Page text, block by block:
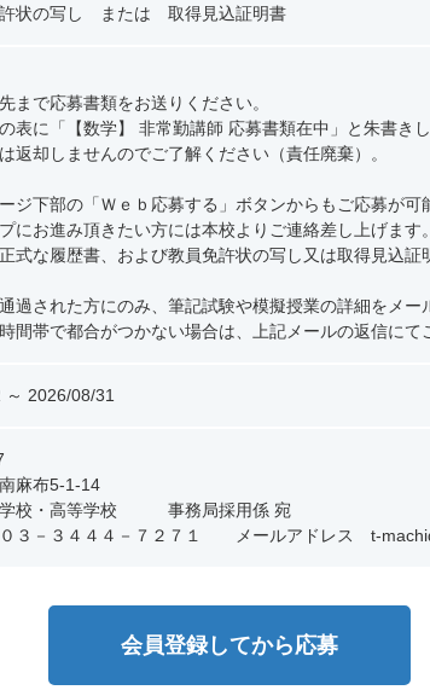
状の写し または 取得見込証明書
まで応募書類をお送りください。
表に「【数学】 非常勤講師 応募書類在中」と朱書きし
返却しませんのでご了解ください（責任廃棄）。
ジ下部の「Ｗｅｂ応募する」ボタンからもご応募が可
にお進み頂きたい方には本校よりご連絡差し上げます。
式な履歴書、および教員免許状の写し又は取得見込証
過された方にのみ、筆記試験や模擬授業の詳細をメー
間帯で都合がつかない場合は、上記メールの返信にて
2026/08/31
麻布5-1-14
学校・高等学校 事務局採用係 宛
３－３４４４－７２７１ メールアドレス t-
会員登録してから応募